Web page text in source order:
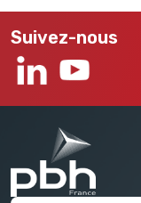
Suivez-nous